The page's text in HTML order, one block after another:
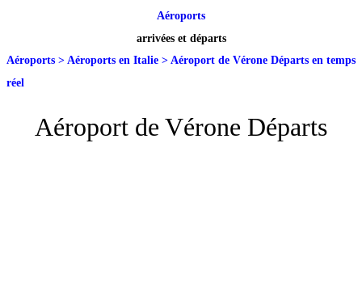
Aéroports
arrivées et départs
Aéroports > Aéroports en Italie > Aéroport de Vérone Départs en temps
réel
Aéroport de Vérone Départs